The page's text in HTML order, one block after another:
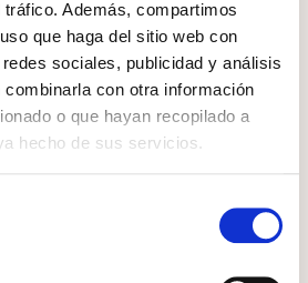
Además, compartimos
que haga del sitio web con
sociales, publicidad y análisis
con otra información
o que hayan recopilado a
hecho de sus servicios.
del Niño
Vannucci Perugino II